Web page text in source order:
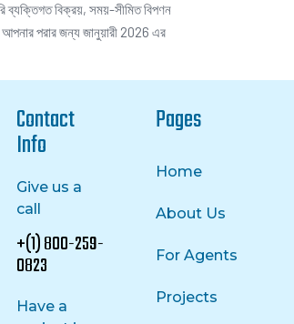
ব্যক্তিগত বিক্রয়, সময়-সীমিত বিপণন
আপনার পরার জন্য জানুয়ারী 2026 এর
Contact
Info
Give us a
call
+(1) 800-259-
0823
Have a
Pages
Home
About Us
For Agents
Projects